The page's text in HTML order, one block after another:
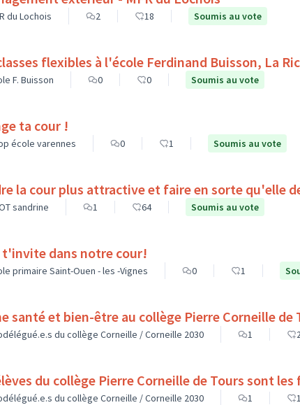
du Lochois 2 18 Soumis au vote
flexibles à l'école Ferdinand Buisson, La
F. Buisson 0 0 Soumis au vote
ta cour !
école varennes 0 1 Soumis au vote
la cour plus attractive et faire en sorte qu'elle
sandrine 1 64 Soumis au vote
t'invite dans notre cour!
primaire Saint-Ouen - les -Vignes 0 1
santé et bien-être au collège Pierre Corneille de
du collège Corneille / Corneille 2030 1
Les élèves du
du collège Corneille / Corneille 2030 1